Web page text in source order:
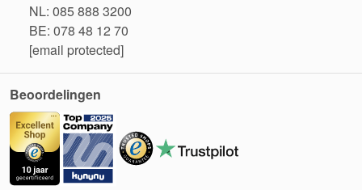
NL: 085 888 3200
BE: 078 48 12 70
[email protected]
Beoordelingen